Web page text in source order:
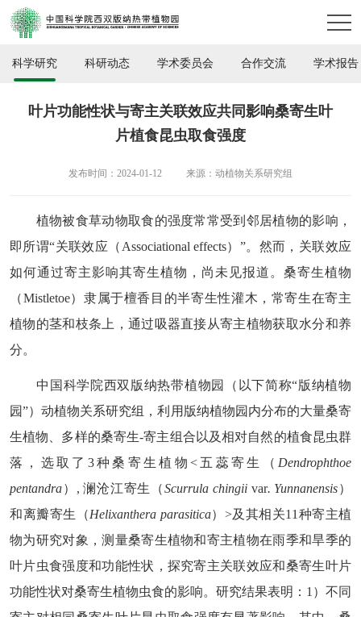
科学研究 科研动态 学术委员会 合作交流 学术报告
叶片功能性状与寄主关联效应共同影响桑寄生叶
片植食昆虫取食强度
发布时间：2024-01-12 来源：动植物关系研究组
植物被食草动物取食的强度常常受到 邻居植物的影响，
即所谓“关联效应（ Associational effects）”。 然而 ， 关联效应
如何通过寄主影响其寄生植物，尚未 见报道 。桑寄生植物
（Mistletoe）隶属于檀香目的半寄生性灌木，常寄生在寄主
植物的茎和枝条上，通过 吸器直接从寄主植物获取水分和养
分。
中国科学院西双版纳热带植物园（以下简称“版纳植物
园”）动植物关系研究组，利用版纳植物园内分布的大量桑寄
生植物
多样的桑寄生-寄主组合以及相对自然的植食昆虫群
落
，选取 了 3种桑寄生植物 < 五蕊寄生（ Dendrophthoe
pentandra） , 澜沧江寄生（Scurrula chingii var. Yunnanensis）
和离瓣寄生（Helixanthera parasitica） >及其相关11 种寄主植
物为研究对象，测量桑寄生植物和寄主植物在雨季和旱季的
叶片虫食强度和功能性状，探究寄主关联效应和桑寄生叶片
功能性状对桑寄生植物虫食的影响。研究结果表明 ： 1 ）不同